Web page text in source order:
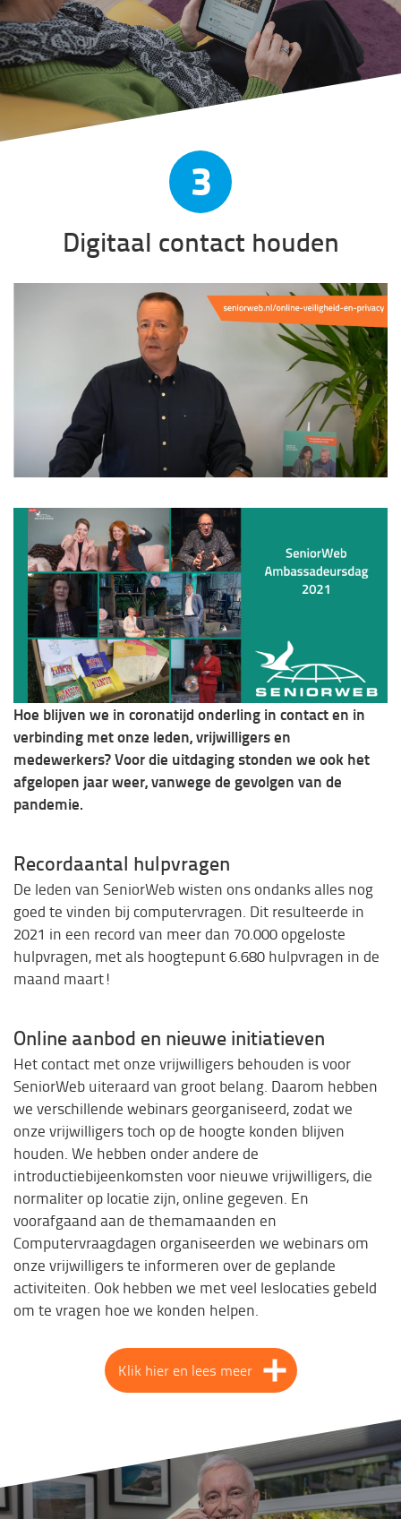
3
Digitaal contact houden
Hoe blijven we in coronatijd onderling in contact en in
verbinding met onze leden, vrijwilligers en
medewerkers? Voor die uitdaging stonden we ook het
afgelopen jaar weer, vanwege de gevolgen van de
pandemie.
Recordaantal hulpvragen
De leden van SeniorWeb wisten ons ondanks alles nog
goed te vinden bij computervragen. Dit resulteerde in
2021 in een record van meer dan 70.000 opgeloste
hulpvragen, met als hoogtepunt 6.680 hulpvragen in de
maand maart!
Online aanbod en nieuwe initiatieven
Het contact met onze vrijwilligers behouden is voor
SeniorWeb uiteraard van groot belang. Daarom hebben
we verschillende webinars georganiseerd, zodat we
onze vrijwilligers toch op de hoogte konden blijven
houden. We hebben onder andere de
introductiebijeenkomsten voor nieuwe vrijwilligers, die
normaliter op locatie zijn, online gegeven. En
voorafgaand aan de themamaanden en
Computervraagdagen organiseerden we webinars om
onze vrijwilligers te informeren over de geplande
activiteiten. Ook hebben we met veel leslocaties gebeld
om te vragen hoe we konden helpen.
Klik hier en lees meer